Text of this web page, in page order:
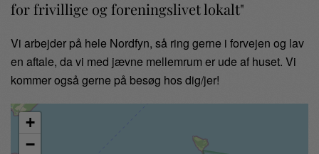
for frivillige og foreningslivet lokalt"
Vi arbejder på hele Nordfyn, så ring gerne i forvejen og lav
en aftale, da vi med jævne mellemrum er ude af huset. Vi
kommer også gerne på besøg hos dig/jer!
+
−